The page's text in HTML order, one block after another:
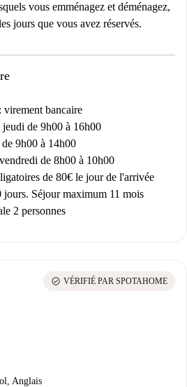
vous emménagez et déménagez,
jours que vous avez réservés.
virement bancaire
de 9h00 à 16h00
9h00 à 14h00
de 8h00 à 10h00
de 80€ le jour de l'arrivée
Séjour maximum 11 mois
2 personnes
Anglais
check_circle VÉRIFIÉ PAR SPOTAHOME